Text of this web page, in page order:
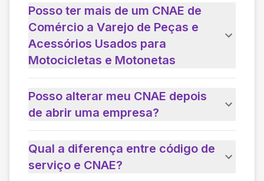
Posso ter mais de um CNAE de
Comércio a Varejo de Peças e
Acessórios Usados para
Motocicletas e Motonetas
Posso alterar meu CNAE depois
de abrir uma empresa?
Qual a diferença entre código de
serviço e CNAE?